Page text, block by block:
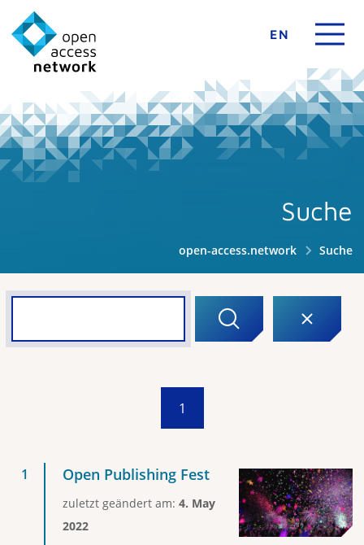
EN
Suche
open-access.network Suche
1
Open Publishing Fest
zuletzt geändert am: 4. May
2022